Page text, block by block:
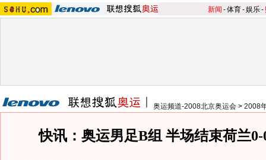
新闻 -体育-娱乐-
奥运频道-2008北京奥运会 > 2008
快讯：奥运男足B组 半场结束荷兰